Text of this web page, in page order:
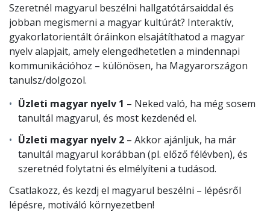
Szeretnél magyarul beszélni hallgatótársaiddal és
jobban megismerni a magyar kultúrát? Interaktív,
gyakorlatorientált óráinkon elsajátíthatod a magyar
nyelv alapjait, amely elengedhetetlen a mindennapi
kommunikációhoz – különösen, ha Magyarországon
tanulsz/dolgozol.
Üzleti magyar nyelv 1 – Neked való, ha még sosem
tanultál magyarul, és most kezdenéd el.
Üzleti magyar nyelv 2 – Akkor ajánljuk, ha már
tanultál magyarul korábban (pl. előző félévben), és
szeretnéd folytatni és elmélyíteni a tudásod.
Csatlakozz, és kezdj el magyarul beszélni – lépésről
lépésre, motiváló környezetben!